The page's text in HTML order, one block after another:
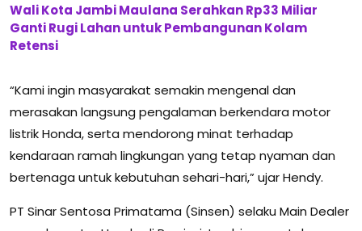
Wali Kota Jambi Maulana Serahkan Rp33 Miliar
Ganti Rugi Lahan untuk Pembangunan Kolam
Retensi
“Kami ingin masyarakat semakin mengenal dan
merasakan langsung pengalaman berkendara motor
listrik Honda, serta mendorong minat terhadap
kendaraan ramah lingkungan yang tetap nyaman dan
bertenaga untuk kebutuhan sehari-hari,” ujar Hendy.
PT Sinar Sentosa Primatama (Sinsen) selaku Main Dealer